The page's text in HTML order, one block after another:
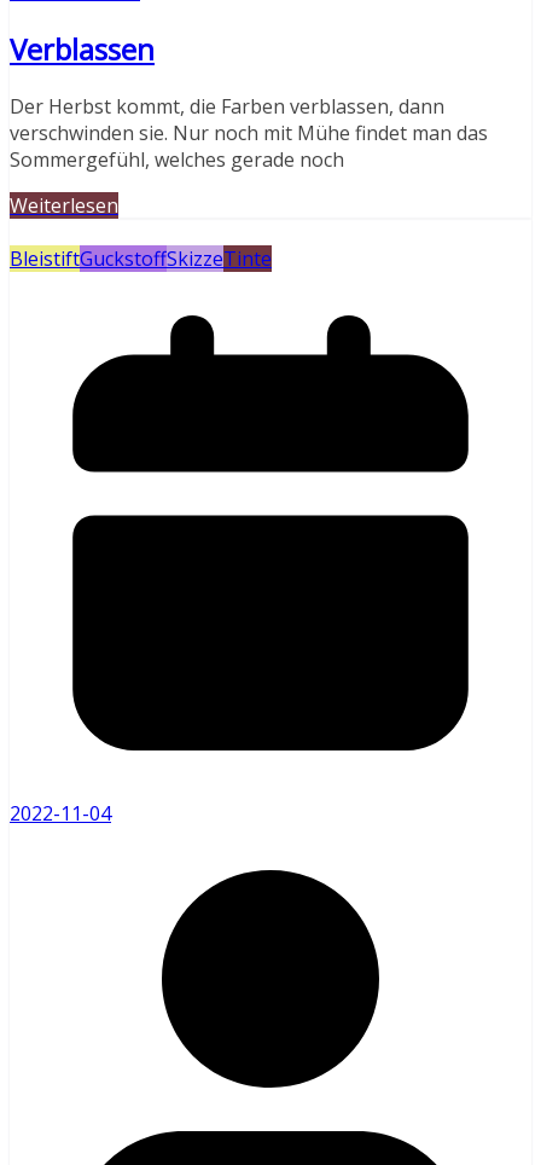
Verblassen
Der Herbst kommt, die Farben verblassen, dann
verschwinden sie. Nur noch mit Mühe findet man das
Sommergefühl, welches gerade noch
Weiterlesen
BleistiftGuckstoffSkizzeTinte
2022-11-04